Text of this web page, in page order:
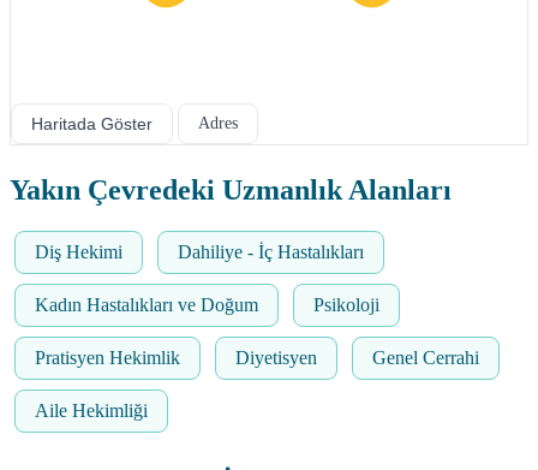
Haritada Göster Adres
Yakın Çevredeki Uzmanlık Alanları
Diş Hekimi Dahiliye - İç Hastalıkları
Kadın Hastalıkları ve Doğum Psikoloji
Pratisyen Hekimlik Diyetisyen Genel Cerrahi
Aile Hekimliği